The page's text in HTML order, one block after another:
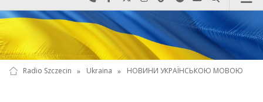
Radio Szczecin » Ukraina » НОВИНИ УКРАЇНСЬКОЮ МОВОЮ